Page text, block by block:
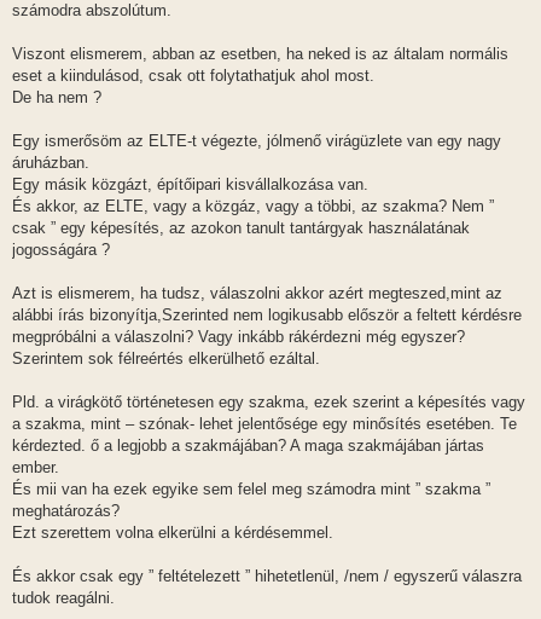
számodra abszolútum.
Viszont elismerem, abban az esetben, ha neked is az általam normális
eset a kiindulásod, csak ott folytathatjuk ahol most.
De ha nem ?
Egy ismerősöm az ELTE-t végezte, jólmenő virágüzlete van egy nagy
áruházban.
Egy másik közgázt, építőipari kisvállalkozása van.
És akkor, az ELTE, vagy a közgáz, vagy a többi, az szakma? Nem ”
csak ” egy képesítés, az azokon tanult tantárgyak használatának
jogosságára ?
Azt is elismerem, ha tudsz, válaszolni akkor azért megteszed,mint az
alábbi írás bizonyítja,Szerinted nem logikusabb először a feltett kérdésre
megpróbálni a válaszolni? Vagy inkább rákérdezni még egyszer?
Szerintem sok félreértés elkerülhető ezáltal.
Pld. a virágkötő történetesen egy szakma, ezek szerint a képesítés vagy
a szakma, mint – szónak- lehet jelentősége egy minősítés esetében. Te
kérdezted. ő a legjobb a szakmájában? A maga szakmájában jártas
ember.
És mii van ha ezek egyike sem felel meg számodra mint ” szakma ”
meghatározás?
Ezt szerettem volna elkerülni a kérdésemmel.
És akkor csak egy ” feltételezett ” hihetetlenül, /nem / egyszerű válaszra
tudok reagálni.